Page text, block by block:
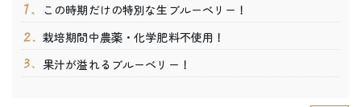
この時期だけの特別な生ブルーベリー！
栽培期間中農薬・化学肥料不使用！
果汁が溢れるブルーベリー！